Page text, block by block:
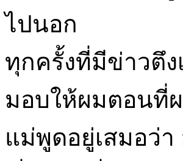
ไปนอก
ทุกครั้งที่มีข่าวตึง
มอบให้ผมตอนที่
แม่พูดอยู่เสมอว่า